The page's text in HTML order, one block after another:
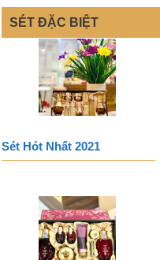
SÉT ĐẶC BIỆT
Sét Hót Nhất 2021